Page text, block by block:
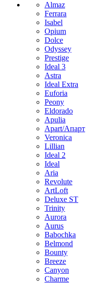
Almaz
Ferrara
Isabel
Opium
Dolce
Odyssey
Prestige
Ideal 3
Astra
Ideal Extra
Euforia
Peony
Eldorado
Apulia
Apart/Апарт
Veronica
Lillian
Ideal 2
Ideal
Aria
Revolute
ArtLoft
Deluxe ST
Trinity
Aurora
Aurus
Babochka
Belmond
Bounty
Breeze
Canуon
Charme